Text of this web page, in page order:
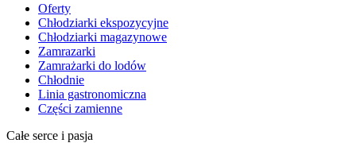
Oferty
Chłodziarki ekspozycyjne
Chłodziarki magazynowe
Zamrazarki
Zamrażarki do lodów
Chłodnie
Linia gastronomiczna
Części zamienne
Całe serce i pasja